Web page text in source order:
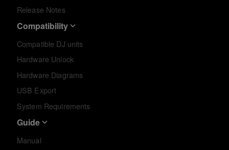
Release Notes
Compatibility
Compatible DJ units
Hardware Unlock
Hardware Diagrams
USB Export
System Requirements
Guide
Manual